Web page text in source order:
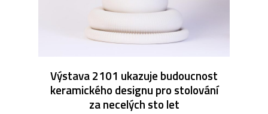
Výstava 2101 ukazuje budoucnost
keramického designu pro stolování
za necelých sto let